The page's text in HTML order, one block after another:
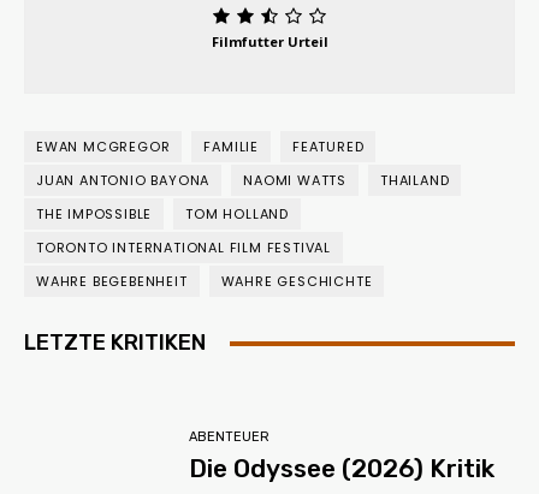
Filmfutter Urteil
EWAN MCGREGOR FAMILIE
FEATURED
JUAN ANTONIO BAYONA
NAOMI WATTS
THAILAND
THE IMPOSSIBLE
TOM HOLLAND
TORONTO INTERNATIONAL FILM FESTIVAL
WAHRE BEGEBENHEIT
WAHRE GESCHICHTE
LETZTE KRITIKEN
ABENTEUER
Die Odyssee (2026) Kritik